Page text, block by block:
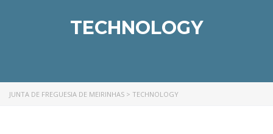
TECHNOLOGY
JUNTA DE FREGUESIA DE MEIRINHAS > TECHNOLOGY